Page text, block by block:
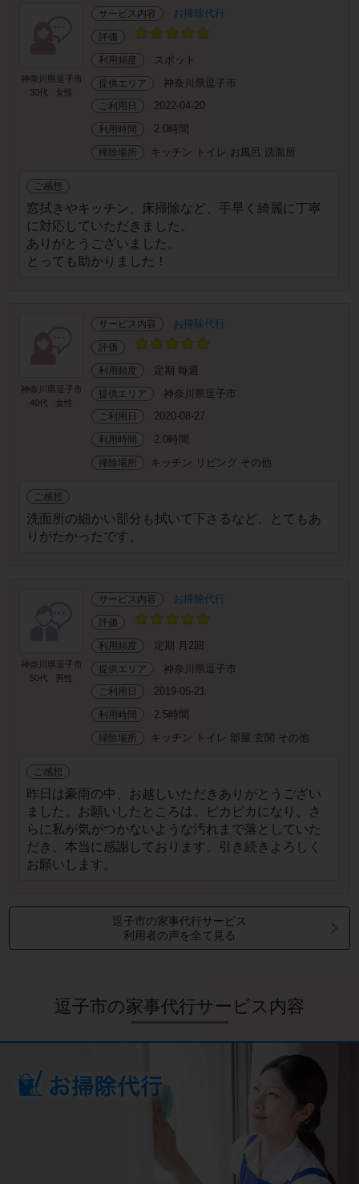
神奈川県逗子市
30代
女性
サービス内容 お掃除代行
評価
利用頻度 スポット
提供エリア 神奈川県逗子市
ご利用日 2022-04-20
利用時間 2.0時間
掃除場所 キッチン トイレ お風呂 洗面所
ご感想
窓拭きやキッチン、床掃除など、手早く綺麗に丁寧
に対応していただきました。
ありがとうございました。
とっても助かりました！
神奈川県逗子市
40代
女性
サービス内容 お掃除代行
評価
利用頻度 定期 毎週
提供エリア 神奈川県逗子市
ご利用日 2020-08-27
利用時間 2.0時間
掃除場所 キッチン リビング その他
ご感想
洗面所の細かい部分も拭いて下さるなど、とてもあ
りがたかったです。
神奈川県逗子市
50代
男性
サービス内容 お掃除代行
評価
利用頻度 定期 月2回
提供エリア 神奈川県逗子市
ご利用日 2019-05-21
利用時間 2.5時間
掃除場所 キッチン トイレ 部屋 玄関 その他
ご感想
昨日は豪雨の中、お越しいただきありがとうござい
ました。お願いしたところは、ピカピカになり、さ
らに私が気がつかないような汚れまで落としていた
だき、本当に感謝しております。引き続きよろしく
お願いします。
逗子市の家事代行サービス
利用者の声を全て見る
逗子市の家事代行サービス内容